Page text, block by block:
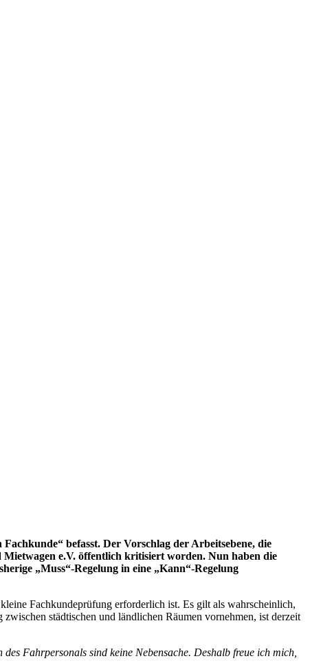
befasst. Der Vorschlag der Arbeitsebene, die
e.V. öffentlich kritisiert worden. Nun haben die
„Muss“-Regelung in eine „Kann“-Regelung
Fachkundeprüfung erforderlich ist. Es gilt als wahrscheinlich,
städtischen und ländlichen Räumen vornehmen, ist derzeit
Fahrpersonals sind keine Nebensache. Deshalb freue ich mich,